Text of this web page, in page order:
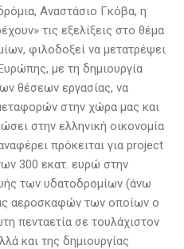
Αναστάσιο Γκόβα, η
τις εξελίξεις στο θέμα
φιλοδοξεί να μετατρέψει
με τη δημιουργία
θέσεων εργασίας, να
στην χώρα μας και
στην ελληνική οικονομία
πρόκειται για project
300 εκατ. ευρώ στην
των υδατοδρομίων (άνω
αεροσκαφών των οποίων ο
πενταετία σε τουλάχιστον
και της δημιουργίας